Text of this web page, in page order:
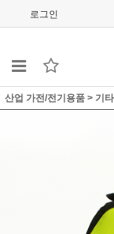
로그인
산업 가전/전기용품 > 기